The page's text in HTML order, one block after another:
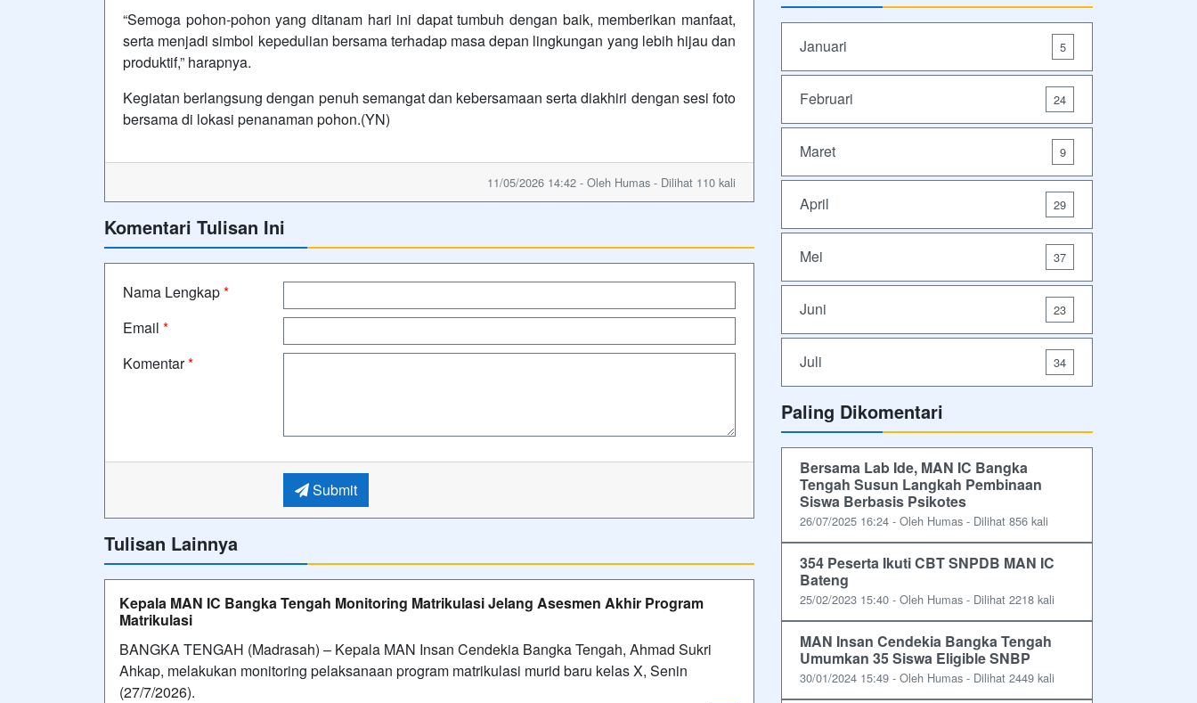
“Semoga pohon-pohon yang ditanam hari ini dapat tumbuh dengan baik, memberikan manfaat,
serta menjadi simbol kepedulian bersama terhadap masa depan lingkungan yang lebih hijau dan
produktif,” harapnya.
Kegiatan berlangsung dengan penuh semangat dan kebersamaan serta diakhiri dengan sesi foto
bersama di lokasi penanaman pohon.(YN)
11/05/2026 14:42 - Oleh Humas - Dilihat 110 kali
Komentari Tulisan Ini
Nama Lengkap*
Email *
Komentar*
Submit
Tulisan Lainnya
Kepala MAN IC Bangka Tengah Monitoring Matrikulasi Jelang Asesmen Akhir Program
Matrikulasi
BANGKA TENGAH (Madrasah) – Kepala MAN Insan Cendekia Bangka Tengah, Ahmad Sukri
Ahkap, melakukan monitoring pelaksanaan program matrikulasi murid baru kelas X, Senin
(27/7/2026).
Januari 5
Februari 24
Maret 9
April 29
Mei 37
Juni 23
Juli 34
Paling Dikomentari
Bersama Lab Ide, MAN IC Bangka
Tengah Susun Langkah Pembinaan
Siswa Berbasis Psikotes
26/07/2025 16:24 - Oleh Humas - Dilihat 856 kali
354 Peserta Ikuti CBT SNPDB MAN IC
Bateng
25/02/2023 15:40 - Oleh Humas - Dilihat 2218 kali
MAN Insan Cendekia Bangka Tengah
Umumkan 35 Siswa Eligible SNBP
30/01/2024 15:49 - Oleh Humas - Dilihat 2449 kali